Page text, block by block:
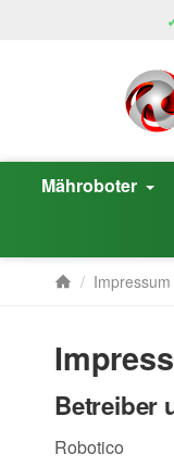
Mähroboter
/ Impressum
Betreiber
Robotico